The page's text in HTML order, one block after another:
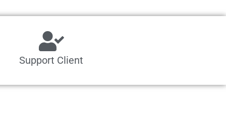
Support Client